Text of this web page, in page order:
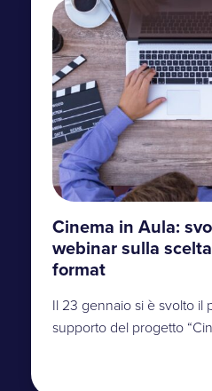
Cinema in Aula:
webinar sulla
format
Il 23 gennaio si è svolto il
supporto del progetto